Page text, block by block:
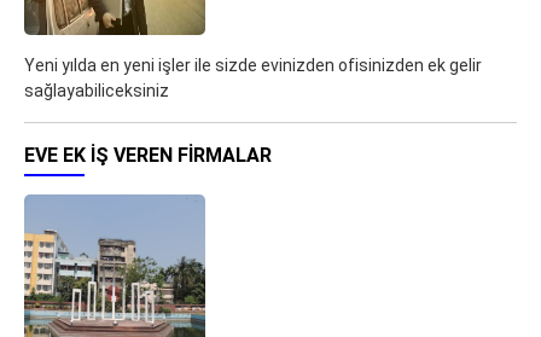
Yeni yılda en yeni işler ile sizde evinizden ofisinizden ek gelir
sağlayabiliceksiniz
EVE EK IŞ VEREN FIRMALAR